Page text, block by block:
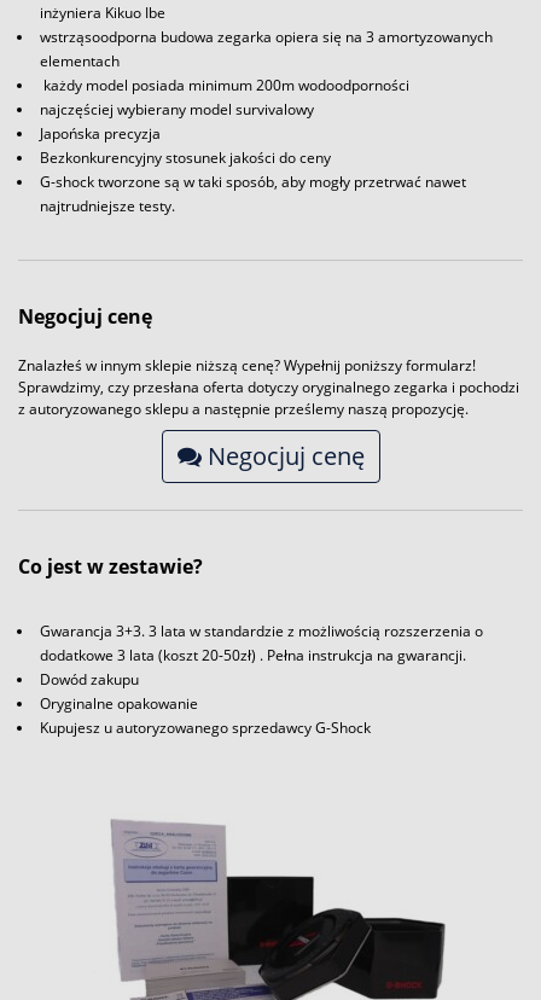
inżyniera Kikuo Ibe
wstrząsoodporna budowa zegarka opiera się na 3 amortyzowanych
elementach
każdy model posiada minimum 200m wodoodporności
najczęściej wybierany model survivalowy
Japońska precyzja
Bezkonkurencyjny stosunek jakości do ceny
G-shock tworzone są w taki sposób, aby mogły przetrwać nawet
najtrudniejsze testy.
Negocjuj cenę
Znalazłeś w innym sklepie niższą cenę? Wypełnij poniższy formularz!
Sprawdzimy, czy przesłana oferta dotyczy oryginalnego zegarka i pochodzi
z autoryzowanego sklepu a następnie prześlemy naszą propozycję.
Negocjuj cenę
Co jest w zestawie?
Gwarancja 3+3. 3 lata w standardzie z możliwością rozszerzenia o
dodatkowe 3 lata (koszt 20-50zł) . Pełna instrukcja na gwarancji.
Dowód zakupu
Oryginalne opakowanie
Kupujesz u autoryzowanego sprzedawcy G-Shock